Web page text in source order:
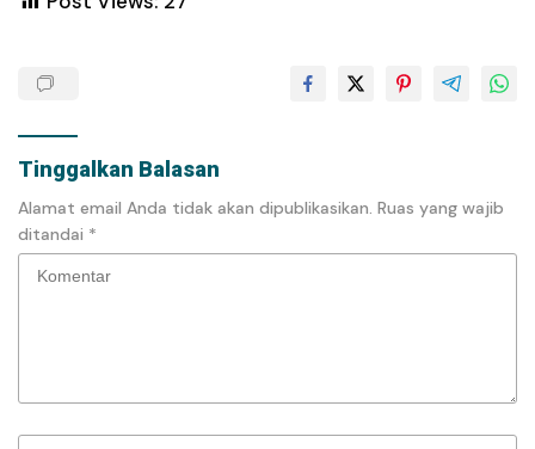
Tinggalkan Balasan
Alamat email Anda tidak akan dipublikasikan. Ruas yang wajib
ditandai *